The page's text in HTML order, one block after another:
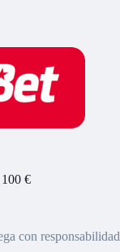
100 €
con responsabilidad